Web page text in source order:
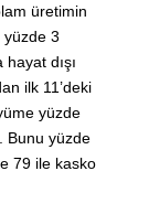
üretimin
yüzde 3
dışı
ilk 11’deki
yüzde
Bunu yüzde
79 ile kasko